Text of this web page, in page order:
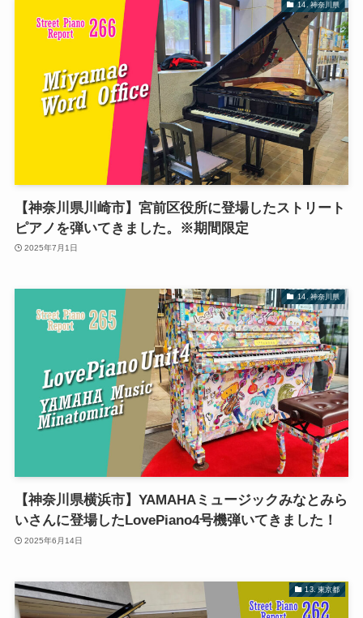
14. 神奈川県
【神奈川県川崎市】宮前区役所に登場したストリート
ピアノを弾いてきました。※期間限定
2025年7月1日
14. 神奈川県
【神奈川県横浜市】YAMAHAミュージックみなとみら
いさんに登場したLovePiano4号機弾いてきました！
2025年6月14日
13. 東京都